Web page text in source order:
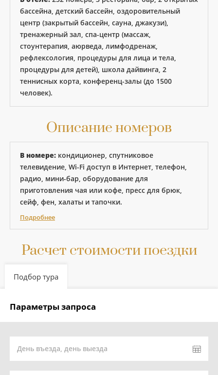
бассейна, детский бассейн, оздоровительный
центр (закрытый бассейн, сауна, джакузи),
тренажерный зал, спа-центр (массаж,
стоунтерапия, аюрведа, лимфодренаж,
рефлексология, процедуры для лица и тела,
процедуры для детей), школа дайвинга, 2
теннисных корта, конференц-залы (до 1500
человек).
Описание номеров
В номере: кондиционер, спутниковое
телевидение, Wi-Fi доступ в Интернет, телефон,
радио, мини-бар, оборудование для
приготовления чая или кофе, пресс для брюк,
сейф, фен, халаты и тапочки.
Подробнее
Расчет стоимости поездки
Подбор тура
Параметры запроса
День въезда, день выезда